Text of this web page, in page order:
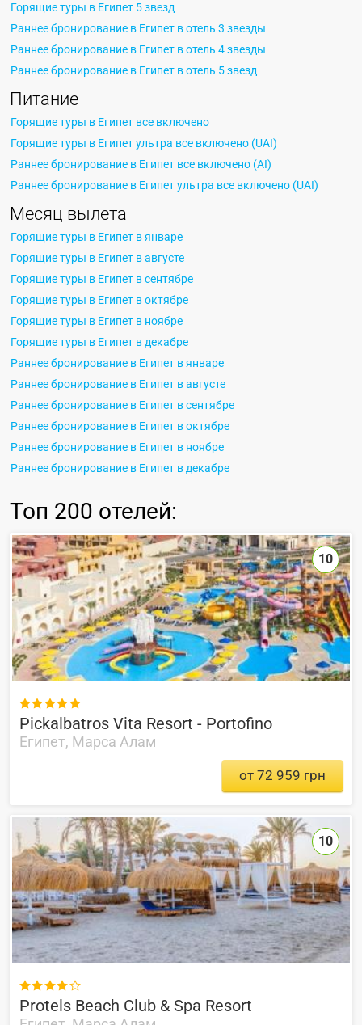
Горящие туры в Египет 5 звезд
Раннее бронирование в Египет в отель 3 звезды
Раннее бронирование в Египет в отель 4 звезды
Раннее бронирование в Египет в отель 5 звезд
Питание
Горящие туры в Египет все включено
Горящие туры в Египет ультра все включено (UAI)
Раннее бронирование в Египет все включено (AI)
Раннее бронирование в Египет ультра все включено (UAI)
Месяц вылета
Горящие туры в Египет в январе
Горящие туры в Египет в августе
Горящие туры в Египет в сентябре
Горящие туры в Египет в октябре
Горящие туры в Египет в ноябре
Горящие туры в Египет в декабре
Раннее бронирование в Египет в январе
Раннее бронирование в Египет в августе
Раннее бронирование в Египет в сентябре
Раннее бронирование в Египет в октябре
Раннее бронирование в Египет в ноябре
Раннее бронирование в Египет в декабре
Топ 200 отелей:

Pickalbatros Vita Resort - Portofino
Египет, Марса Алам
10
от 72 959 грн

Protels Beach Club & Spa Resort
10